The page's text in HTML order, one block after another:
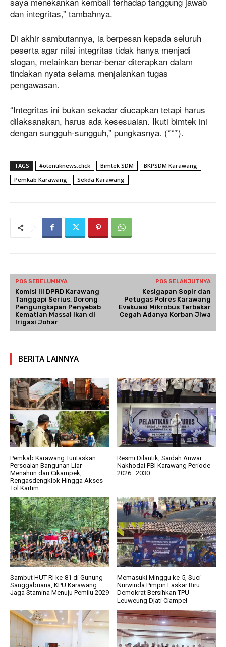
dan integritas,” tambahnya.
Di akhir sambutannya, ia berpesan kepada seluruh
peserta agar nilai integritas tidak hanya menjadi
slogan, melainkan benar-benar diterapkan dalam
tindakan nyata selama menjalankan tugas
pengawasan.
“Integritas ini bukan sekadar diucapkan tetapi harus
dilaksanakan, harus ada kesesuaian. Ikuti bimtek ini
dengan sungguh-sungguh,” pungkasnya. (***).
TAGS #otentiknews.click Bimtek SDM
BKPSDM Karawang
Pemkab Karawang
Sekda Karawang
POS SEBELUMNYA
Komisi III DPRD Karawang
Tanggapi Serius, Dorong
Pengungkapan Penyebab
Kematian Massal Ikan di
Irigasi Johar
POS SELANJUTNYA
Kesigapan Sopir dan
Petugas Polres Karawang
Evakuasi Mikrobus Terbakar
Cegah Adanya Korban Jiwa
BERITA LAINNYA
Pemkab Karawang Tuntaskan
Persoalan Bangunan Liar
Menahun dari Cikampek,
Rengasdengklok Hingga Akses
Tol Kartim
Resmi Dilantik, Saidah Anwar
Nakhodai PBI Karawang Periode
2026–2030
Sambut HUT RI ke-81 di Gunung
Sanggabuana, KPU Karawang
Jaga Stamina Menuju Pemilu 2029
Memasuki Minggu ke-5, Suci
Nurwinda Pimpin Laskar Biru
Demokrat Bersihkan TPU
Leuweung Djati Ciampel